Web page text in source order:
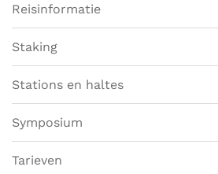
Reisinformatie
Staking
Stations en haltes
Symposium
Tarieven